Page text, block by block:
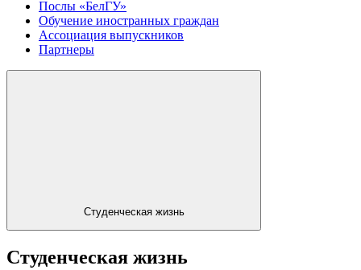
Послы «БелГУ»
Обучение иностранных граждан
Ассоциация выпускников
Партнеры
Студенческая жизнь
Студенческая жизнь